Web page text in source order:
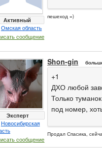
Активный
Омская область
сообщение
пешеход =)
Эксперт
Новосибирская
сообщение
Shon-gin
+1
ДХО любой
Только
под номер,
Продал Спасика,